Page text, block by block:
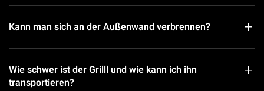
Kann man sich an der Außenwand verbrennen?
Wie schwer ist der Grilll und wie kann ich ihn
transportieren?